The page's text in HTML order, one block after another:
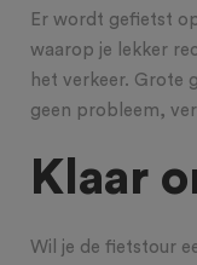
Er wordt gefietst
waarop je lekker
het verkeer. Grote
geen probleem,
Klaar
Wil je de fietstour